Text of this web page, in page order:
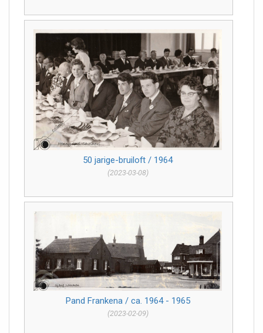
50 jarige-bruiloft / 1964
(2023-03-08)
Pand Frankena / ca. 1964 - 1965
(2023-02-09)